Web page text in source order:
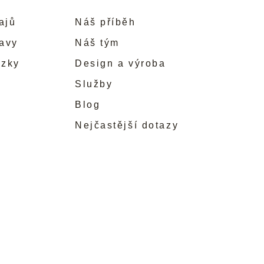
Náš příběh
Náš tým
Design a výroba
Služby
Blog
Nejčastější dotazy